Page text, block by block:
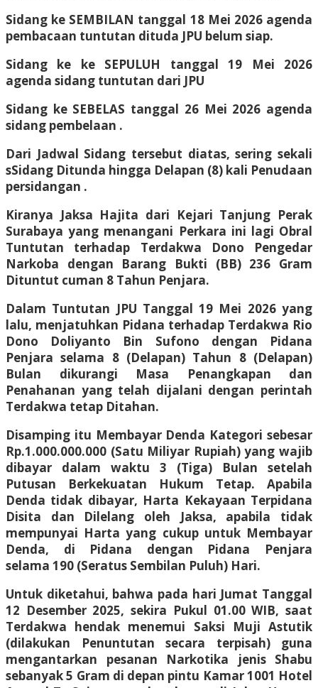
Sidang ke SEMBILAN tanggal 18 Mei 2026 agenda
pembacaan tuntutan dituda JPU belum siap.
Sidang ke ke SEPULUH tanggal 19 Mei 2026
agenda sidang tuntutan dari JPU
Sidang ke SEBELAS tanggal 26 Mei 2026 agenda
sidang pembelaan .
Dari Jadwal Sidang tersebut diatas, sering sekali
sSidang Ditunda hingga Delapan (8) kali Penudaan
persidangan .
Kiranya Jaksa Hajita dari Kejari Tanjung Perak
Surabaya yang menangani Perkara ini lagi Obral
Tuntutan terhadap Terdakwa Dono Pengedar
Narkoba dengan Barang Bukti (BB) 236 Gram
Dituntut cuman 8 Tahun Penjara.
Dalam Tuntutan JPU Tanggal 19 Mei 2026 yang
lalu, menjatuhkan Pidana terhadap Terdakwa Rio
Dono Doliyanto Bin Sufono dengan Pidana
Penjara selama 8 (Delapan) Tahun 8 (Delapan)
Bulan dikurangi Masa Penangkapan dan
Penahanan yang telah dijalani dengan perintah
Terdakwa tetap Ditahan.
Disamping itu Membayar Denda Kategori sebesar
Rp.1.000.000.000 (Satu Miliyar Rupiah) yang wajib
dibayar dalam waktu 3 (Tiga) Bulan setelah
Putusan Berkekuatan Hukum Tetap. Apabila
Denda tidak dibayar, Harta Kekayaan Terpidana
Disita dan Dilelang oleh Jaksa, apabila tidak
mempunyai Harta yang cukup untuk Membayar
Denda, di Pidana dengan Pidana Penjara
selama 190 (Seratus Sembilan Puluh) Hari.
Untuk diketahui, bahwa pada hari Jumat Tanggal
12 Desember 2025, sekira Pukul 01.00 WIB, saat
Terdakwa hendak menemui Saksi Muji Astutik
(dilakukan Penuntutan secara terpisah) guna
mengantarkan pesanan Narkotika jenis Shabu
sebanyak 5 Gram di depan pintu Kamar 1001 Hotel